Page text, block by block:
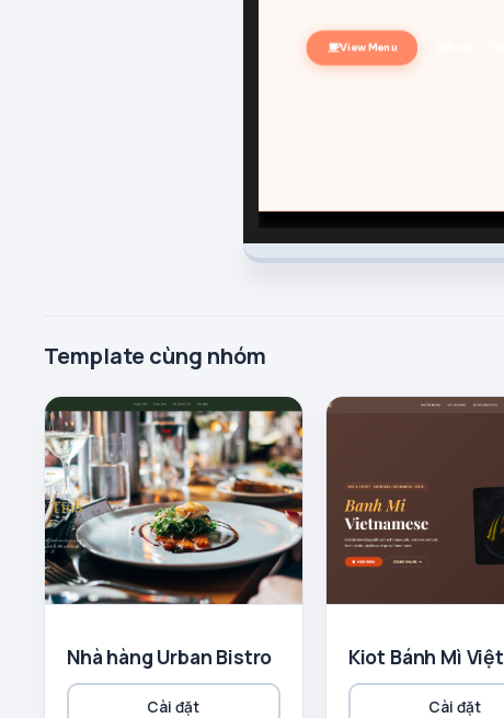
Template cùng nhóm
Nhà hàng Urban Bistro
Cài đặt
Kiot Bánh Mì Việt
Cài đặt